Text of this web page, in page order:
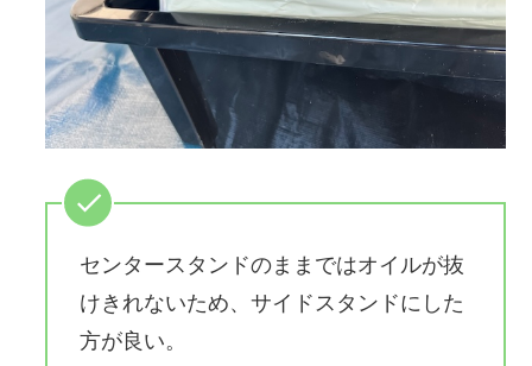
センタースタンドのままではオイルが抜
けきれないため、サイドスタンドにした
方が良い。